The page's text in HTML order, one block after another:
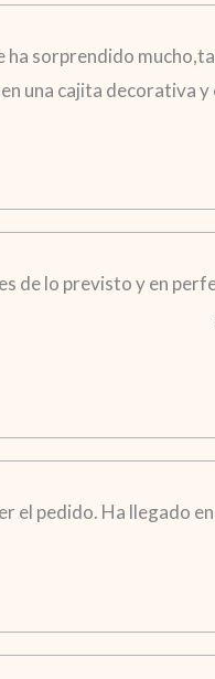
ha sorprendido
una cajita decorativa
de lo previsto y en
el pedido. Ha llegado